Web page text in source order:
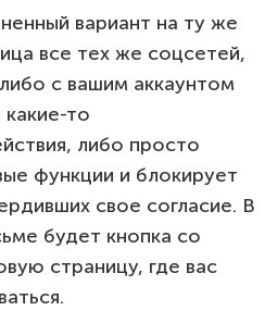
вариант на ту же
все тех же соцсетей,
с вашим аккаунтом
то
либо просто
функции и блокирует
свое согласие. В
будет кнопка со
страницу, где вас